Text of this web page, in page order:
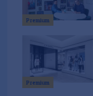
Premium
Premium